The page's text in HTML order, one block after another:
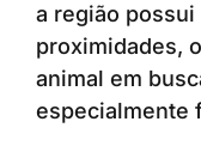
a região possui
proximidades,
animal em
especialmente